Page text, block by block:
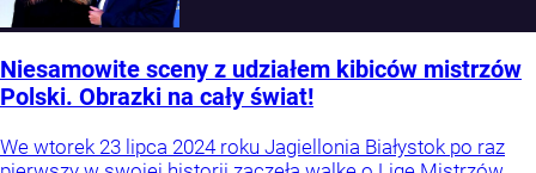
Niesamowite sceny z udziałem kibiców mistrzów
Polski. Obrazki na cały świat!
We wtorek 23 lipca 2024 roku Jagiellonia Białystok po raz